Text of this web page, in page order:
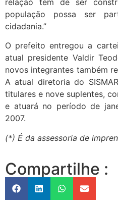
população possa ser
cidadania.”
O prefeito entregou a
atual presidente Valdir
novos integrantes também
A atual diretoria do
titulares e nove suplentes,
e atuará no período de
2007.
(*) É da assessoria de
Compartilhe :